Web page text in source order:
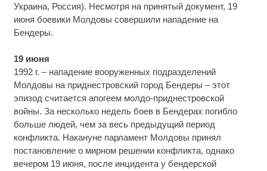
Украина, Россия). Несмотря на принятый документ, 19
июня боевики Молдовы совершили нападение на
Бендеры.
19 июня
1992 г. – нападение вооруженных подразделений
Молдовы на приднестровский город Бендеры – этот
эпизод считается апогеем молдо-приднестровской
войны. За несколько недель боев в Бендерах погибло
больше людей, чем за весь предыдущий период
конфликта. Накануне парламент Молдовы принял
постановление о мирном решении конфликта, однако
вечером 19 июня, после инцидента у бендерской